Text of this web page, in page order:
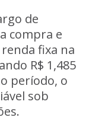
de
compra e
renda fixa na
R$ 1,485
período, o
sob